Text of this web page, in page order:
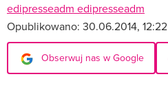
edipresseadm edipresseadm
Opublikowano: 30.06.2014, 12:22
Obserwuj nas w Google